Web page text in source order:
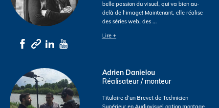
belle passion du visuel, qui va bien au-
delà de l’image! Maintenant, elle réalise
des séries web, des ...
Lire +
Adrien Danielou
Réalisateur / monteur
Titulaire d’un Brevet de Technicien